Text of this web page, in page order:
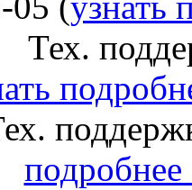
подробнее